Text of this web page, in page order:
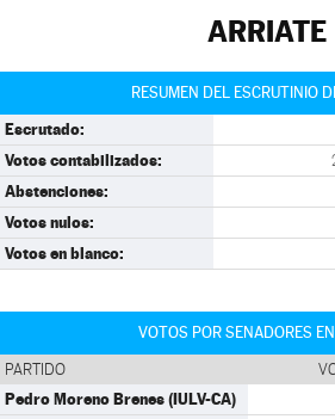
ARRIATE
RESUMEN DEL ESCRUTINIO
Escrutado:
Votos contabilizados:
Abstenciones:
Votos nulos:
Votos en blanco:
VOTOS POR SENADORES
PARTIDO
Pedro Moreno Brenes (IULV-CA)